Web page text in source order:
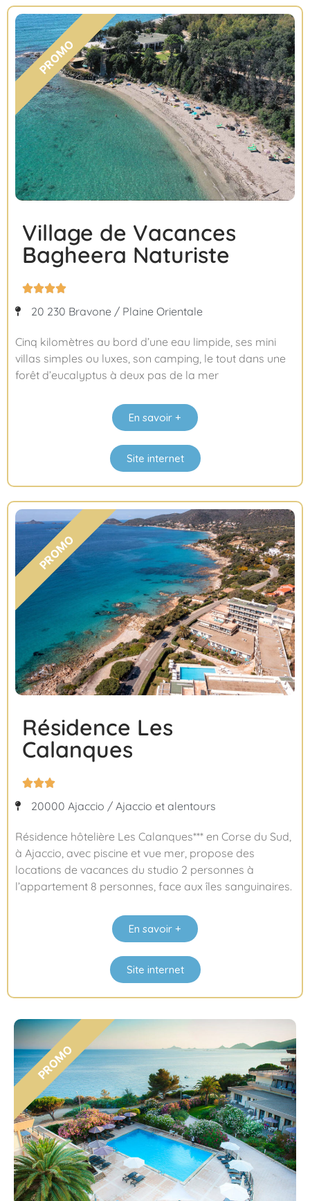
Village de Vacances
Bagheera Naturiste

20 230 Bravone / Plaine Orientale
Cinq kilomètres au bord d’une eau limpide, ses mini
villas simples ou luxes, son camping, le tout dans une
forêt d’eucalyptus à deux pas de la mer
En savoir +
Site internet
Résidence Les
Calanques

20000 Ajaccio / Ajaccio et alentours
Résidence hôtelière Les Calanques*** en Corse du Sud,
à Ajaccio, avec piscine et vue mer, propose des
locations de vacances du studio 2 personnes à
l’appartement 8 personnes, face aux îles sanguinaires.
En savoir +
Site internet